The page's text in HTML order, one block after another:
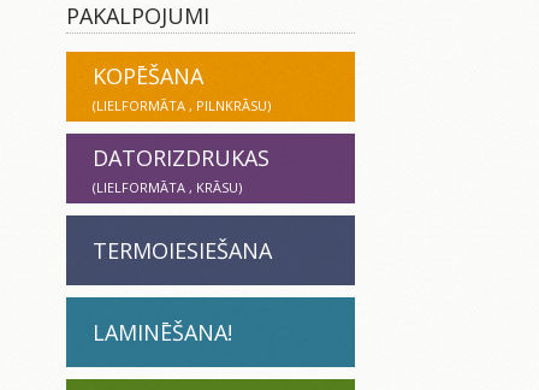
PAKALPOJUMI
KOPĒŠANA
(LIELFORMĀTA , PILNKRĀSU)
DATORIZDRUKAS
(LIELFORMĀTA , KRĀSU)
TERMOIESIEŠANA
LAMINĒŠANA!